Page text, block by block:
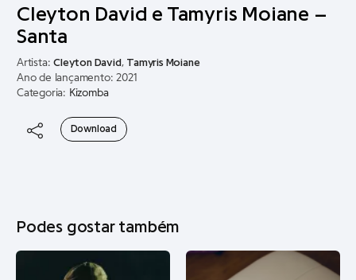
Cleyton David e Tamyris Moiane –
Santa
Artista:Cleyton David, Tamyris Moiane
Ano de lançamento: 2021
Categoria: Kizomba
Download
Podes gostar também